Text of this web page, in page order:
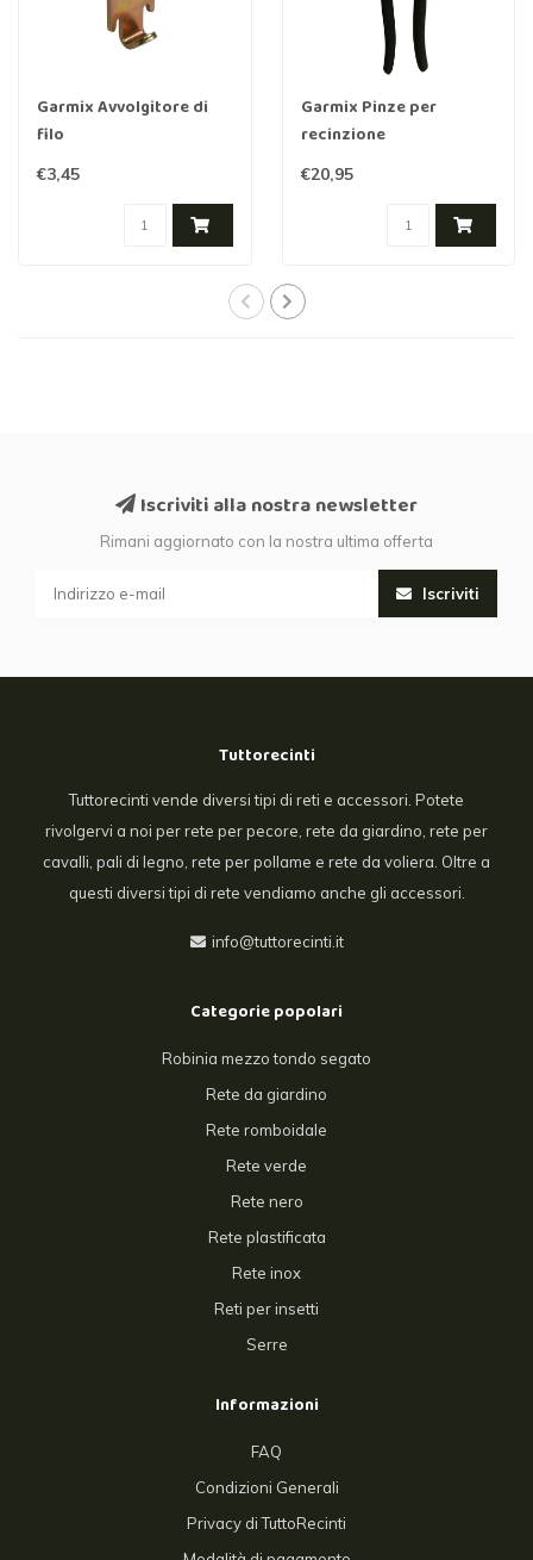
Garmix Avvolgitore di
filo
€3,45
Garmix Pinze per
recinzione
€20,95
Iscriviti alla nostra newsletter
Rimani aggiornato con la nostra ultima offerta
Iscriviti
Tuttorecinti
Tuttorecinti vende diversi tipi di reti e accessori. Potete
rivolgervi a noi per rete per pecore, rete da giardino, rete per
cavalli, pali di legno, rete per pollame e rete da voliera. Oltre a
questi diversi tipi di rete vendiamo anche gli accessori.
info@tuttorecinti.it
Categorie popolari
Robinia mezzo tondo segato
Rete da giardino
Rete romboidale
Rete verde
Rete nero
Rete plastificata
Rete inox
Reti per insetti
Serre
Informazioni
FAQ
Condizioni Generali
Privacy di TuttoRecinti